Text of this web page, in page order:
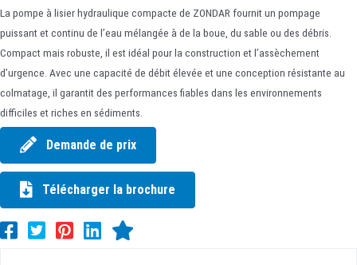
La pompe à lisier hydraulique compacte de ZONDAR fournit un pompage
puissant et continu de l’eau mélangée à de la boue, du sable ou des débris.
Compact mais robuste, il est idéal pour la construction et l’assèchement
d’urgence. Avec une capacité de débit élevée et une conception résistante au
colmatage, il garantit des performances fiables dans les environnements
difficiles et riches en sédiments.
Demande de prix
Télécharger la brochure